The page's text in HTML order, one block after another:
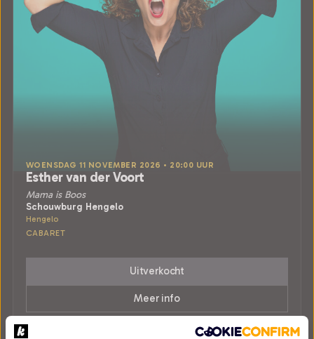
WOENSDAG 11 NOVEMBER 2026 • 20:00 UUR
Esther van der Voort
Mama is Boos
Schouwburg Hengelo
Hengelo
CABARET
Uitverkocht
Meer info